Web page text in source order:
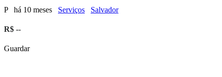
P há 10 meses Serviços Salvador
R$ --
Guardar